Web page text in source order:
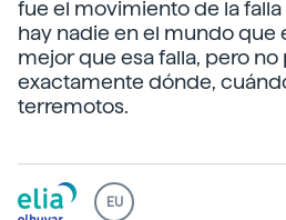
fue el movimiento de la falla
hay nadie en el mundo que
mejor que esa falla, pero
exactamente dónde,
terremotos.
EU